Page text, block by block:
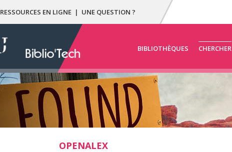
RESSOURCES EN LIGNE | UNE QUESTION ?
BIBLIOTHÈQUES CHERCHER
OPENALEX